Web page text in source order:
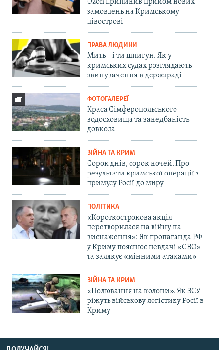
Ozon припинив прийом нових
замовлень на Кримському
півострові
ПРАВА ЛЮДИНИ
Мить – і ти шпигун. Як у
кримських судах розглядають
звинувачення в держзраді
ФОТОГАЛЕРЕЇ
Краса Сімферопольського
водосховища та занедбаність
довкола
ВІЙНА ТА КРИМ
Сорок днів, сорок ночей. Про
результати кримської операції з
примусу Росії до миру
ПОЛІТИКА
«Короткострокова акція
перетворилася на війну на
виснаження»: Як пропаганда РФ
у Криму пояснює невдачі «СВО»
та залякує «мінними атаками»
ВІЙНА ТА КРИМ
«Полювання на колони». Як ЗСУ
ріжуть військову логістику Росії в
Криму